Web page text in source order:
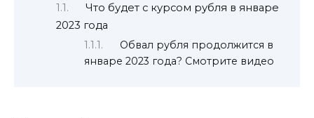
Что будет с курсом рубля в январе
2023 года
Обвал рубля продолжится в
январе 2023 года? Смотрите видео